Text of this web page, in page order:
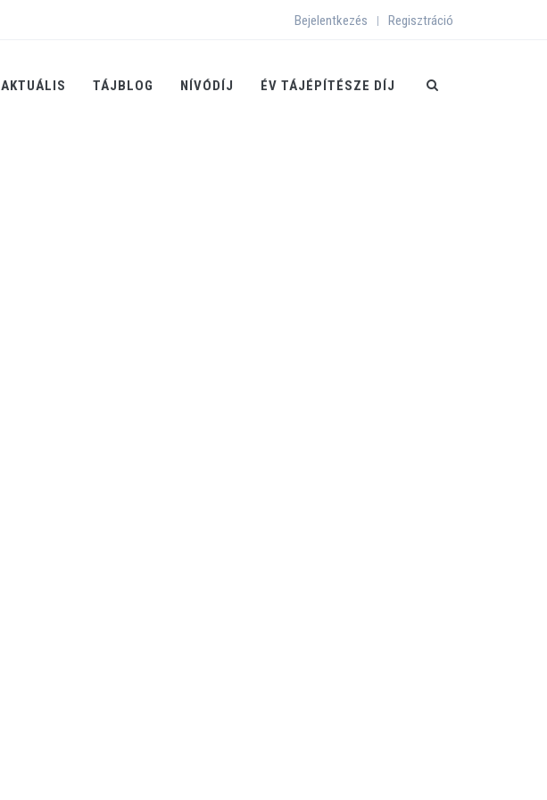
Bejelentkezés | Regisztráció
AKTUÁLIS TÁJBLOG NÍVÓDÍJ ÉV TÁJÉPÍTÉSZE DÍJ